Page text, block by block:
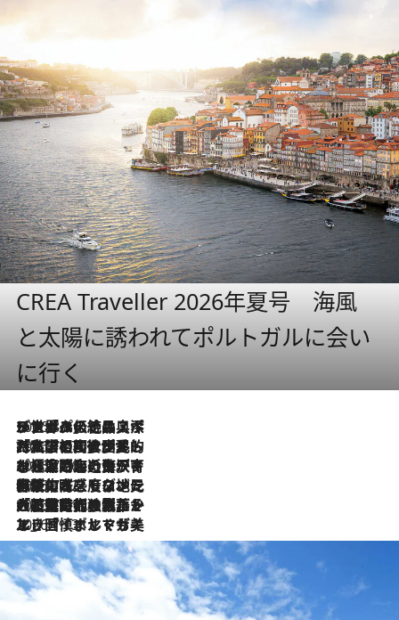
CREA Traveller 2026年夏号 海風
と太陽に誘われてポルトガルに会い
に行く
2026.8.8
リスボンの絶品スイーツ「パステル・デ・ナタ」とは？ポルトガル伝統の奥深い世界へ
2026.7.27
「私の祖国はポルトガル語です」国民的詩人フェルナンド・ペソアと、彼が愛した文学の街を歩く
2026.7.26
ポルトガル近海が育む極上の海の幸。キリリと冷えた白ワインと愉しむ、シーフード専門店の贅沢
2026.7.22
伝統の味をモダンに昇華。高感度な地元客が集う、リスボンの最旬ガストロノミー
2026.7.21
大航海時代の栄華から、震災、独裁、そして革命へ。ポルトガル・首都リスボンの石畳に刻まれた「歴史の光と影」
2026.7.13
エッセイ・ヤマザキマリ「慎ましくも美しき国 ポルトガル」